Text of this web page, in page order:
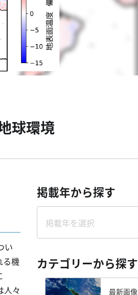
球環境
い
る機
人々
掲載年から探す
カテゴリーから探す
最新画像